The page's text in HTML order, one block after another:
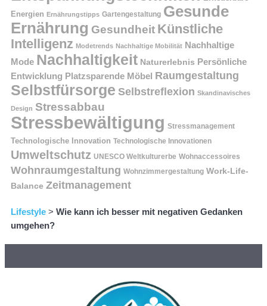
Energien Ernährungstipps Gartengestaltung Gesunde
Ernährung Gesundheit Künstliche
Intelligenz Modetrends Nachhaltige Mobilität Nachhaltige
Mode Nachhaltigkeit Naturerlebnis Persönliche
Entwicklung Platzsparende Möbel Raumgestaltung
Selbstfürsorge Selbstreflexion Skandinavisches
Design Stressabbau
Stressbewältigung Stressmanagement
Technologische Innovation Technologische Innovationen
Umweltschutz UNESCO Weltkulturerbe Wohnaccessoires
Wohnraumgestaltung Wohnzimmergestaltung Work-Life-
Balance Zeitmanagement
Lifestyle > Wie kann ich besser mit negativen Gedanken
umgehen?